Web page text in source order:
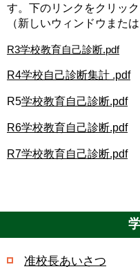
す。下のリンクをクリック
（新しいウィンドウまた
R3学校教育自己診断.pdf
R4学校自己診断集計 .pdf
R5学校教育自己診断.pdf
R6学校教育自己診断.pdf
R7学校教育自己診断.pdf
准校長あいさつ